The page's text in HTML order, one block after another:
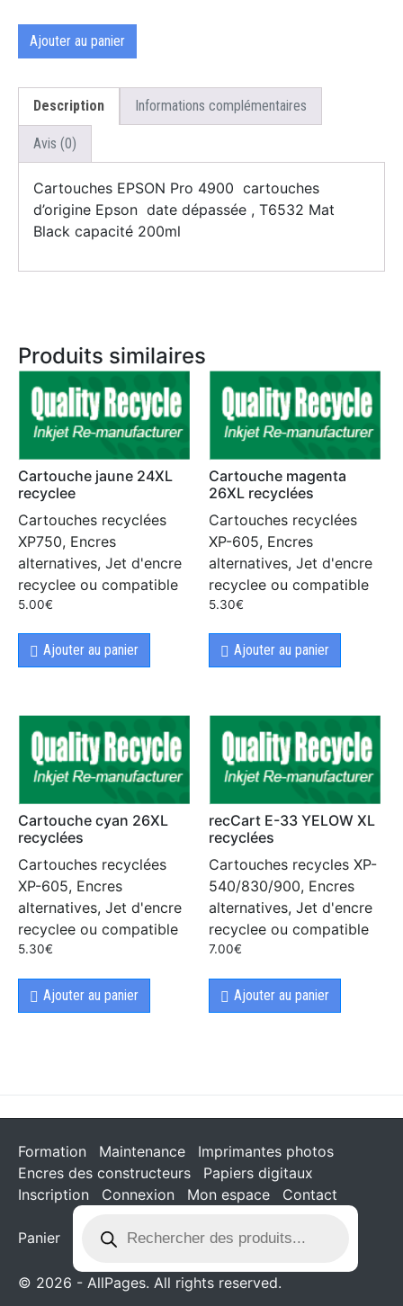
Ajouter au panier
Description Informations complémentaires
Avis (0)
Cartouches EPSON Pro 4900 cartouches
d’origine Epson date dépassée , T6532 Mat
Black capacité 200ml
Produits similaires
Cartouche jaune 24XL
recyclee
Cartouches recyclées
XP750, Encres
alternatives, Jet d'encre
recyclee ou compatible
5.00€
Ajouter au panier
Cartouche magenta
26XL recyclées
Cartouches recyclées
XP-605, Encres
alternatives, Jet d'encre
recyclee ou compatible
5.30€
Ajouter au panier
Cartouche cyan 26XL
recyclées
Cartouches recyclées
XP-605, Encres
alternatives, Jet d'encre
recyclee ou compatible
5.30€
Ajouter au panier
recCart E-33 YELOW XL
recyclées
Cartouches recycles XP-
540/830/900, Encres
alternatives, Jet d'encre
recyclee ou compatible
7.00€
Ajouter au panier
Formation Maintenance
Imprimantes photos
Encres des constructeurs
Papiers digitaux
Inscription
Connexion Mon espace Contact
Panier
© 2026 - AllPages. All rights reserved.